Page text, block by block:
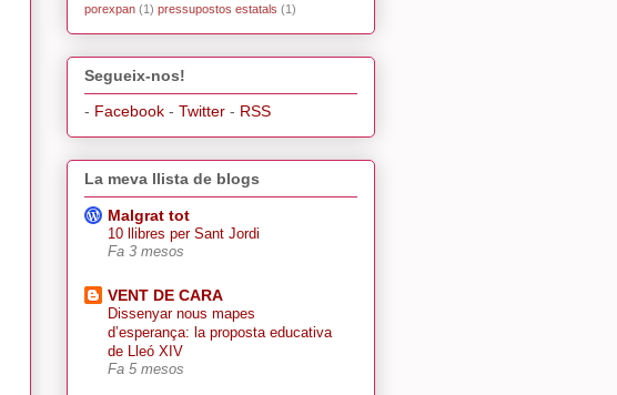
porexpan (1) pressupostos estatals (1)
Segueix-nos!
- Facebook - Twitter - RSS
La meva llista de blogs
Malgrat tot
10 llibres per Sant Jordi
Fa 3 mesos
VENT DE CARA
Dissenyar nous mapes
d’esperança: la proposta educativa
de Lleó XIV
Fa 5 mesos